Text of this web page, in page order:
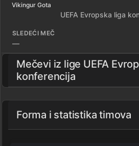
Vikingur Gota
UEFA Evropska liga
SLEDEĆI MEČ
—
Mečevi iz lige UEFA
konferencija
Forma i statistika timova